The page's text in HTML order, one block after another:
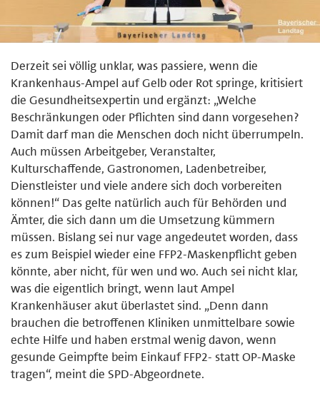
Derzeit sei völlig unklar, was passiere, wenn die
Krankenhaus-Ampel auf Gelb oder Rot springe, kritisiert
die Gesundheitsexpertin und ergänzt: „Welche
Beschränkungen oder Pflichten sind dann vorgesehen?
Damit darf man die Menschen doch nicht überrumpeln.
Auch müssen Arbeitgeber, Veranstalter,
Kulturschaffende, Gastronomen, Ladenbetreiber,
Dienstleister und viele andere sich doch vorbereiten
können!“ Das gelte natürlich auch für Behörden und
Ämter, die sich dann um die Umsetzung kümmern
müssen. Bislang sei nur vage angedeutet worden, dass
es zum Beispiel wieder eine FFP2-Maskenpflicht geben
könnte, aber nicht, für wen und wo. Auch sei nicht klar,
was die eigentlich bringt, wenn laut Ampel
Krankenhäuser akut überlastet sind. „Denn dann
brauchen die betroffenen Kliniken unmittelbare sowie
echte Hilfe und haben erstmal wenig davon, wenn
gesunde Geimpfte beim Einkauf FFP2- statt OP-Maske
tragen“, meint die SPD-Abgeordnete.